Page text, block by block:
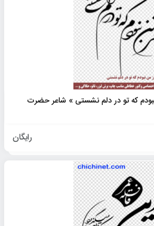
که تو در دلم نشستی » شاعر حضرت
رایگان